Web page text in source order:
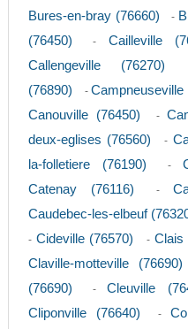
Bures-en-bray (76660) -
(76450)
- Cailleville
Callengeville (76270)
(76890)
-Campneuseville
Canouville (76450) -
deux-eglises (76560)
-
la-folletiere (76190)
-
Catenay (76116) -
Caudebec-les-elbeuf
- Cideville (76570) - Clais
Claville-motteville (76690)
(76690)
-Cleuville
Cliponville (76640) -